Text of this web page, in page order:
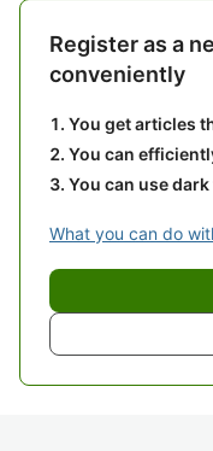
Register as a
conveniently
You get articles
You can
You can use
What you can do